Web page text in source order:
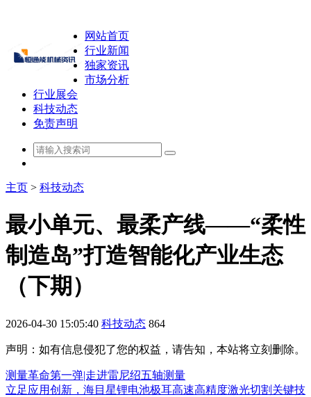
网站首页
行业新闻
独家资讯
市场分析
行业展会
科技动态
免责声明
主页 > 科技动态
最小单元、最柔产线——“柔性
制造岛”打造智能化产业生态
（下期）
2026-04-30 15:05:40 科技动态 864
声明：如有信息侵犯了您的权益，请告知，本站将立刻删除。
测量革命第一弹|走进雷尼绍五轴测量
立足应用创新，海目星锂电池极耳高速高精度激光切割关键技